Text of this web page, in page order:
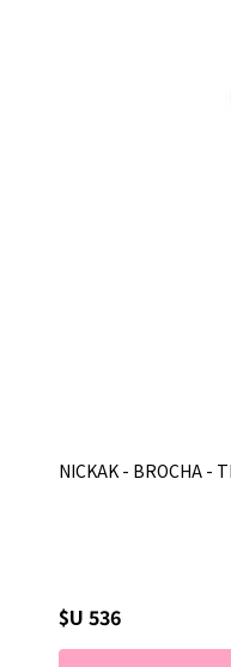
NICKAK - BROCHA -
$U 536